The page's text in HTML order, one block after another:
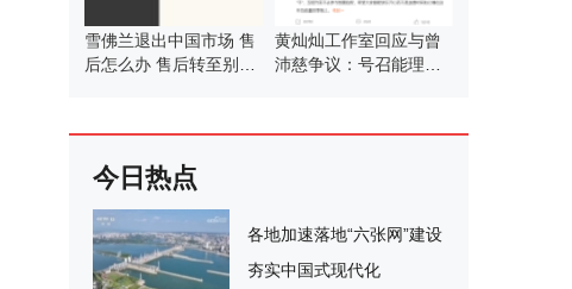
雪佛兰退出中国市场 售
后怎么办 售后转至别克
黄灿灿工作室回应与曾
沛慈争议：号召能理智
今日热点
各地加速落地“六张网”建设
夯实中国式现代化